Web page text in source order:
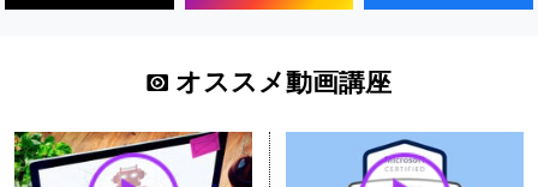
オススメ動画講座